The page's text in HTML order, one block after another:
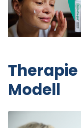
Modell